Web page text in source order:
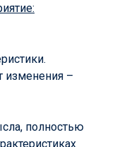
изменения –
полностью